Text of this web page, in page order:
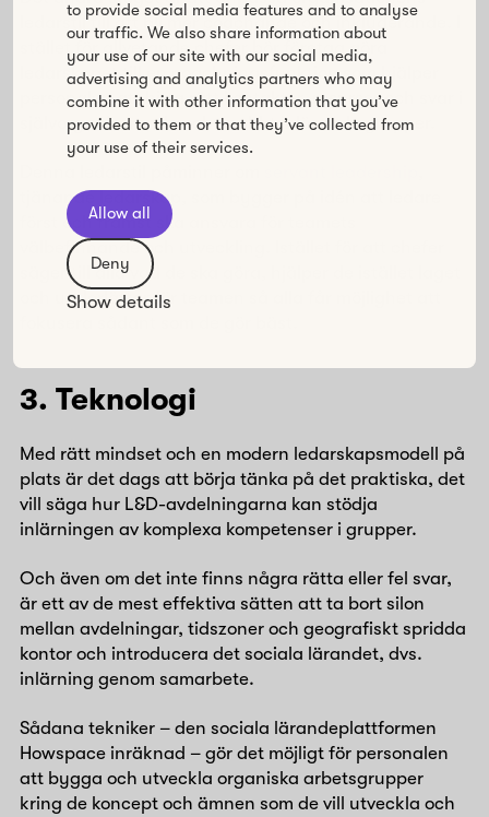
to provide social media features and to analyse
our traffic. We also share information about
your use of our site with our social media,
advertising and analytics partners who may
combine it with other information that you’ve
provided to them or that they’ve collected from
your use of their services.
Allow all
Deny
Show details
ledarstil till att bli mer coachande och inkluderande. I
stället för allvetande chefer bör företag göra
ledarskapet till en coachningsfunktion som hjälper
personalen att hitta rätt kontakter, resurser och svar i
självorganiserande och snabbt inlärande grupper.
tjänande ledarskap, som bygger på idén att ledare
först och främst ska ansvara för teamets
välbefinnande och utveckling. Istället för att chefer
säger till alla vad de ska göra, hjälper de istället laget
och underlättar för teamen så alla får möjlighet att
3. Teknologi
Med rätt mindset och en modern ledarskapsmodell på
plats är det dags att börja tänka på det praktiska, det
vill säga hur L&D-avdelningarna kan stödja
inlärningen av komplexa kompetenser i grupper.
Och även om det inte finns några rätta eller fel svar,
är ett av de mest effektiva sätten att ta bort silon
mellan avdelningar, tidszoner och geografiskt spridda
kontor och introducera det sociala lärandet, dvs.
inlärning genom samarbete.
Sådana tekniker – den sociala lärandeplattformen
Howspace inräknad – gör det möjligt för personalen
att bygga och utveckla organiska arbetsgrupper
kring de koncept och ämnen som de vill utveckla och